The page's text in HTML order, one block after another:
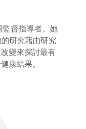
監督指導者。她
研究藉由研究
變來探討最有
康結果。